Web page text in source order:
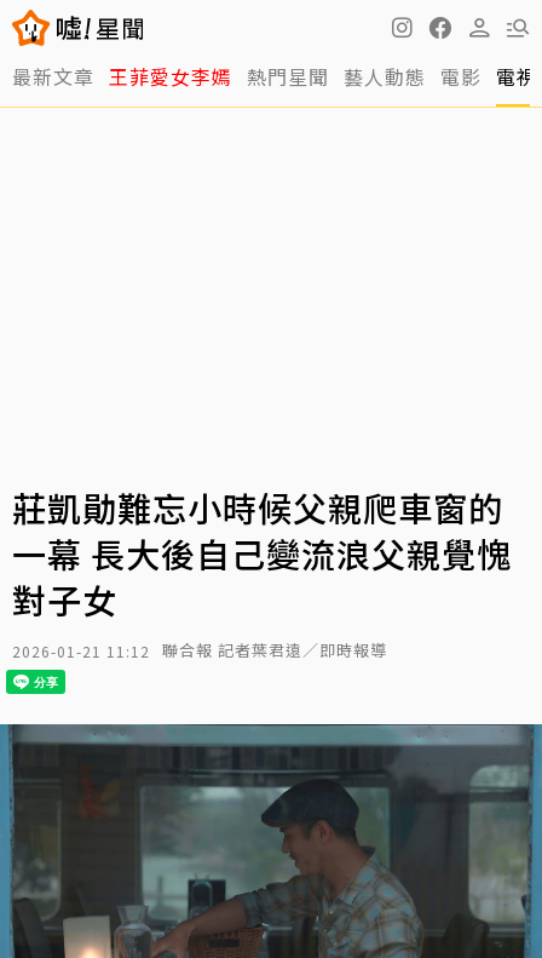
最新文章 王菲愛女李嫣 熱門星聞 藝人動態 電影 電視
莊凱勛難忘小時候父親爬車窗的
一幕 長大後自己變流浪父親覺愧
對子女
2026-01-21 11:12 聯合報 記者葉君遠／即時報導